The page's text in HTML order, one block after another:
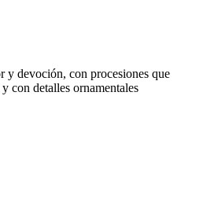
y devoción, con procesiones que
con detalles ornamentales